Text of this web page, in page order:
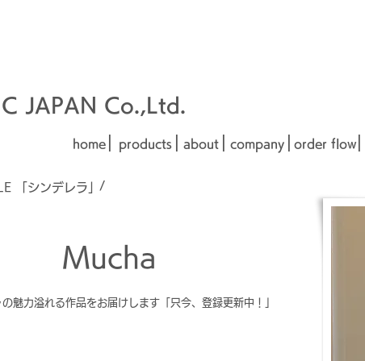
JAPAN Co.,Ltd.
home | products | about company
| | order flow |
「シンデレラ」/
Mucha
の魅力溢れる作品をお届けします「只今、登録更新中！」